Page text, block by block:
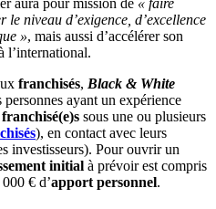
le niveau d’exigence, d’excellence
», mais aussi d’accélérer son
l’international.
franchisés, Black & White
ayant un expérience
franchisé(e)s sous une ou plusieurs
), en contact avec leurs
investisseurs). Pour ouvrir un
initial à prévoir est compris
€ d’apport personnel.